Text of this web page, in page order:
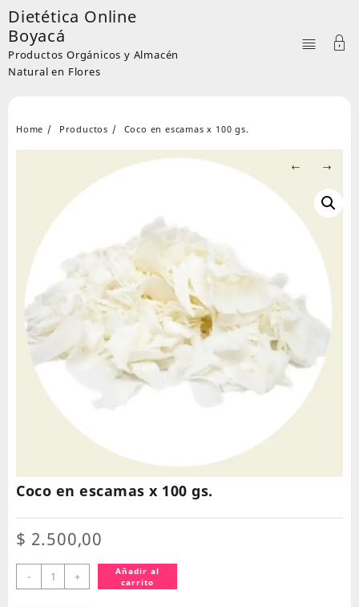
Skip
to
content
Dietética Online
Boyacá
Productos Orgánicos y Almacén
Natural en Flores
Home Productos Coco en escamas x 100 gs.
← →
Coco en escamas x 100 gs.
$ 2.500,00
-
Coco
en
+
Añadir al
carrito